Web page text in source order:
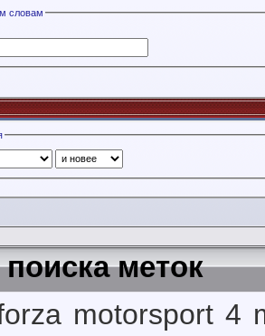
словам
меток
motorsport 4